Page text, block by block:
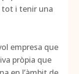
tot i tenir una
empresa que
pròpia que